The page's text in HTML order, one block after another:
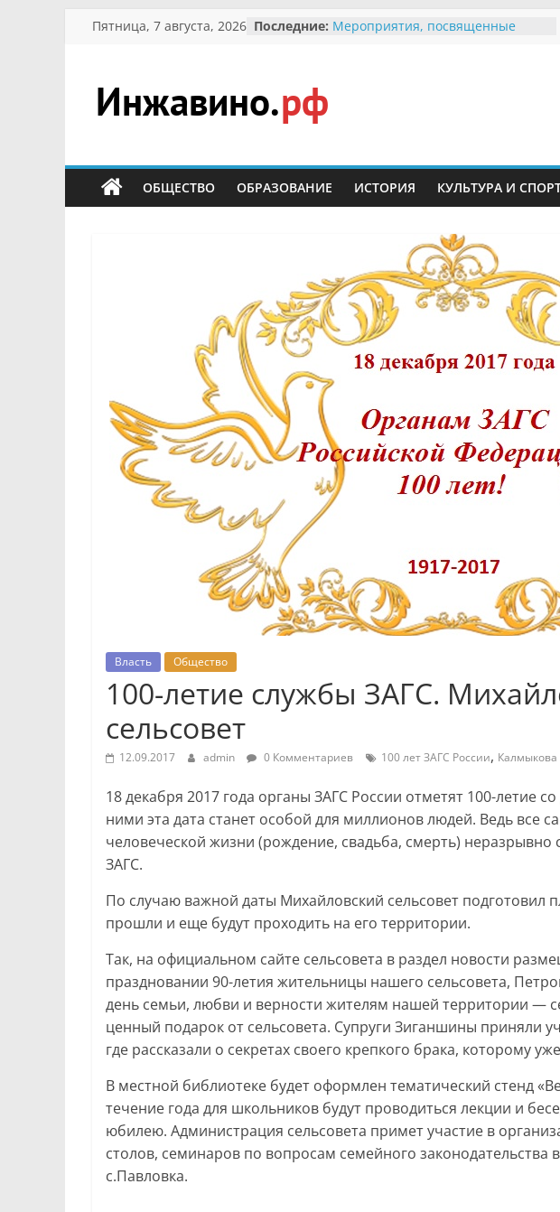
Перейти
Пятница, 7 августа, 2026 Последние: Мероприятия, посвященные
Безопасность в сети Интернет
Ученики приняли участие в
мероприятии «Сохраним
В вольере Воронинского
заповедника родились крапчатые
суслики
Инжавино.рф
сельский
портал
ОБЩЕСТВО ОБРАЗОВАНИЕ ИСТОРИЯ КУЛЬТУРА И
Власть Общество
100-летие службы ЗАГС.
сельсовет
12.09.2017 admin 0 Комментариев 100 лет ЗАГС России, Калмыкова
18 декабря 2017 года органы ЗАГС России отметят 100-летие
ними эта дата станет особой для миллионов людей. Ведь все
человеческой жизни (рождение, свадьба, смерть) неразрывно
ЗАГС.
По случаю важной даты Михайловский сельсовет подготовил
прошли и еще будут проходить на его территории.
Так, на официальном сайте сельсовета в раздел новости
праздновании 90-летия жительницы нашего сельсовета,
день семьи, любви и верности жителям нашей территории —
ценный подарок от сельсовета. Супруги Зиганшины приняли
где рассказали о секретах своего крепкого брака, которому
В местной библиотеке будет оформлен тематический стенд
течение года для школьников будут проводиться лекции и
юбилею. Администрация сельсовета примет участие в
столов, семинаров по вопросам семейного
с.Павловка.